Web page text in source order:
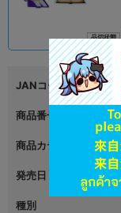
品切状態
JANコード
商品番号
商品カテゴリ
発売日
種別